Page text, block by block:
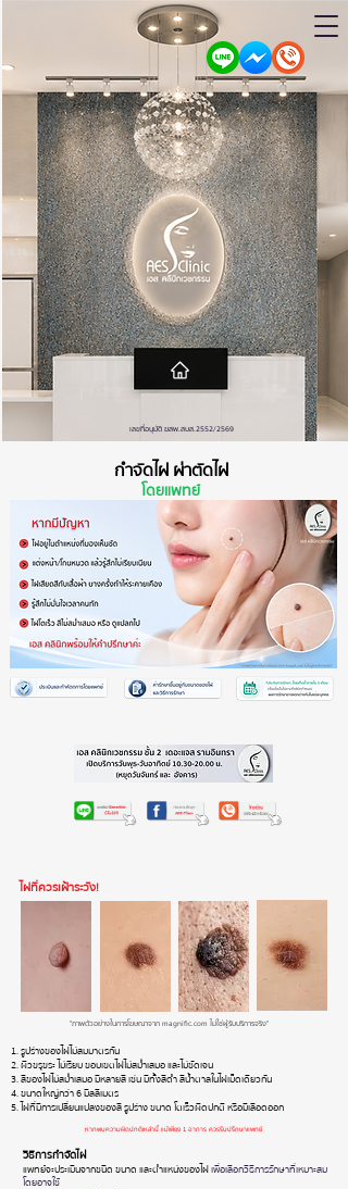
เลขที่อนุมัติ ฆสพ.สบส.2552/2569
กำจัดไฝ ผ่าตัดไฝ
โดยแพทย์
ไฝที่ควรเฝ้าระวัง!
"ภาพตัวอย่างในการโฆษณาจาก magnific.com ไม่ใช่ผู้รับบริการจริง"
รูปร่างของไฝไม่สมมาตรกัน
ผิวขรุขระ ไม่เรียบ ขอบเขตไฝไม่สม่ำเสมอ และไม่ชัดเจน
สีของไฝไม่สม่ำเสมอ มีหลายสี เช่น มีทั้งสีดำ สีน้ำตาลในไฝเม็ดเดียวกัน
ขนาดใหญ่กว่า 6 มิลลิเมตร
ไฝที่มีการเปลี่ยนแปลงของสี รูปร่าง ขนาด โตเร็วผิดปกติ หรือมีเลือดออก
หากพบความผิดปกติเหล่านี้ แม้เพียง 1 อาการ ควรรีบปรึกษาแพทย์
วิธีการกำจัดไฝ
แพทย์จะประเมินจากชนิด ขนาด และตำแหน่งของไฝเพื่อเลือกวิธีการรักษาที่เหมาะสม
โดยอาจใช้